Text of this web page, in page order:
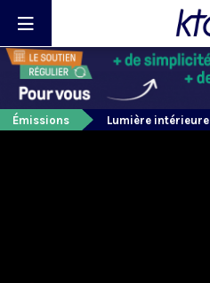
Émissions Lumière intérieure